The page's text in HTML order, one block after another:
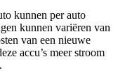
kunnen per auto
kunnen variëren van
van een nieuwe
accu’s meer stroom